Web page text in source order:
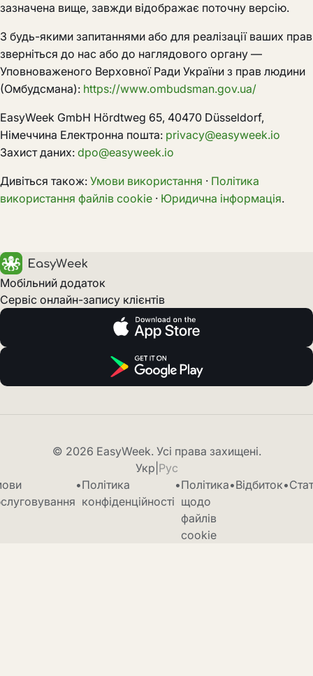
зазначена вище, завжди відображає поточну версію.
З будь-якими запитаннями або для реалізації ваших прав
зверніться до нас або до наглядового органу —
Уповноваженого Верховної Ради України з прав людини
(Омбудсмана): https://www.ombudsman.gov.ua/
EasyWeek GmbH Hördtweg 65, 40470 Düsseldorf,
Німеччина Електронна пошта: privacy@easyweek.io
Захист даних: dpo@easyweek.io
Дивіться також: Умови використання · Політика
використання файлів cookie · Юридична інформація.
Мобільний додаток
Сервіс онлайн-запису клієнтів
© 2026 EasyWeek. Усі права захищені.
Укр Рус
•Політика
конфіденційності
•Політика
щодо
файлів
cookie
•Відбиток•